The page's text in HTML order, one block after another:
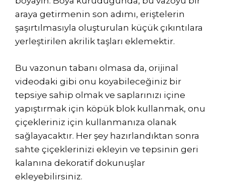
araya getirmenin son adımı, eriştelerin
şaşırtılmasıyla oluşturulan küçük çıkıntılara
yerleştirilen akrilik taşları eklemektir.
Bu vazonun tabanı olmasa da, orijinal
videodaki gibi onu koyabileceğiniz bir
tepsiye sahip olmak ve saplarınızı içine
yapıştırmak için köpük blok kullanmak, onu
çiçekleriniz için kullanmanıza olanak
sağlayacaktır. Her şey hazırlandıktan sonra
sahte çiçeklerinizi ekleyin ve tepsinin geri
kalanına dekoratif dokunuşlar
ekleyebilirsiniz.